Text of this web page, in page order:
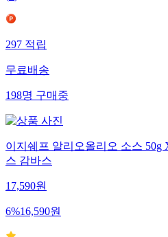
297적립
무료배송
198명구매중
이지쉐프 알리오올리오 소스 50g
스 감바스
17,590원
6%16,590원